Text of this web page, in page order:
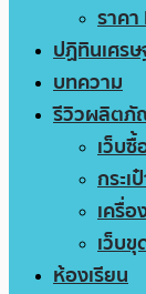
ราคา
ปฏิทินเศร
บทความ
รีวิวผลิต
เว็บ
กระเ
เครื่
เว็บ
ห้องเรียน